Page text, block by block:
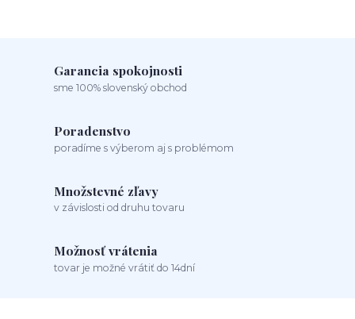
Garancia spokojnosti
sme 100% slovenský obchod
Poradenstvo
poradíme s výberom aj s problémom
Množstevné zľavy
v závislosti od druhu tovaru
Možnosť vrátenia
tovar je možné vrátiť do 14dní